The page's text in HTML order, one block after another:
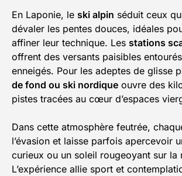
En Laponie, le ski alpin séduit ceux
dévaler les pentes douces, idéales
affiner leur technique. Les stations
offrent des versants paisibles
enneigés. Pour les adeptes de glisse
de fond ou ski nordique ouvre des
pistes tracées au cœur d’espaces
Dans cette atmosphère feutrée,
l’évasion et laisse parfois apercevoir
curieux ou un soleil rougeoyant sur la
L’expérience allie sport et